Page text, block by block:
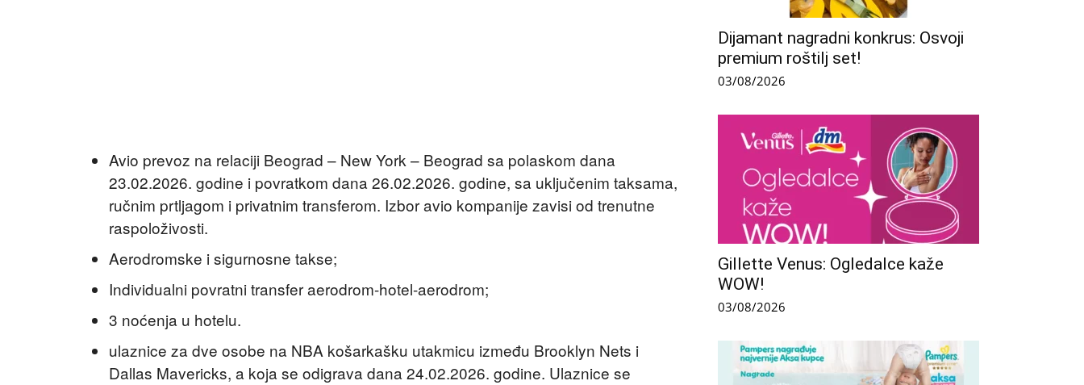
Avio prevoz na relaciji Beograd – New York – Beograd sa polaskom dana
23.02.2026. godine i povratkom dana 26.02.2026. godine, sa uključenim taksama,
ručnim prtljagom i privatnim transferom. Izbor avio kompanije zavisi od trenutne
raspoloživosti.
Aerodromske i sigurnosne takse;
Individualni povratni transfer aerodrom-hotel-aerodrom;
3 noćenja u hotelu.
ulaznice za dve osobe na NBA košarkašku utakmicu između Brooklyn Nets i
Dallas Mavericks, a koja se odigrava dana 24.02.2026. godine. Ulaznice se
Dijamant nagradni konkrus: Osvoji
premium roštilj set!
03/08/2026
Gillette Venus: Ogledalce kaže
WOW!
03/08/2026